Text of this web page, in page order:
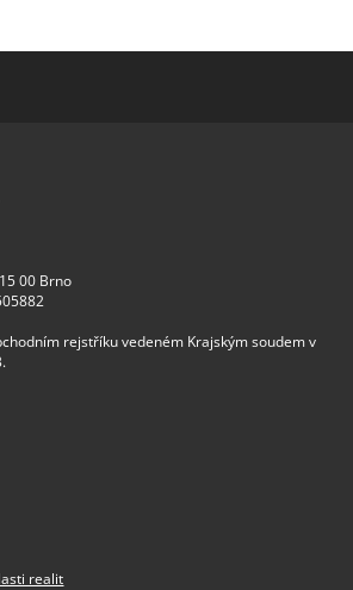
00 Brno
rejstříku vedeném Krajským soudem v
realit